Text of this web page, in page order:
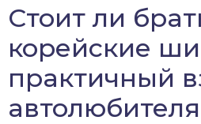
Стоит ли
корейские
практичный
автолюбителя